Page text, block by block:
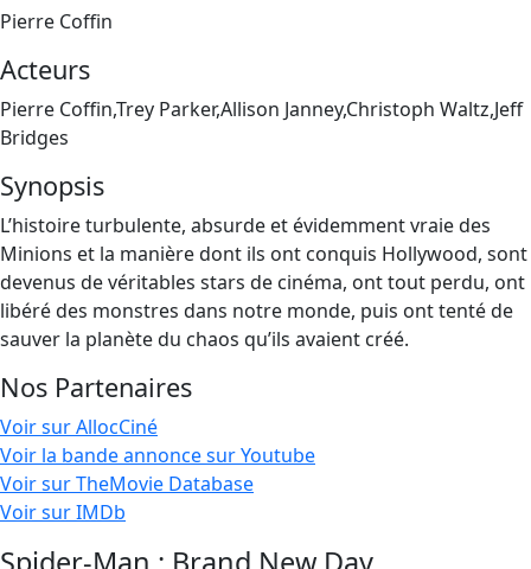
Pierre Coffin
Acteurs
Pierre Coffin,Trey Parker,Allison Janney,Christoph Waltz,Jeff
Bridges
Synopsis
L’histoire turbulente, absurde et évidemment vraie des
Minions et la manière dont ils ont conquis Hollywood, sont
devenus de véritables stars de cinéma, ont tout perdu, ont
libéré des monstres dans notre monde, puis ont tenté de
sauver la planète du chaos qu’ils avaient créé.
Nos Partenaires
Voir sur AllocCiné
Voir la bande annonce sur Youtube
Voir sur TheMovie Database
Voir sur IMDb